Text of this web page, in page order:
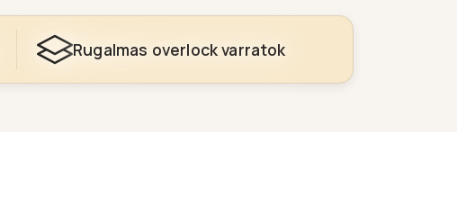
Rugalmas overlock varratok